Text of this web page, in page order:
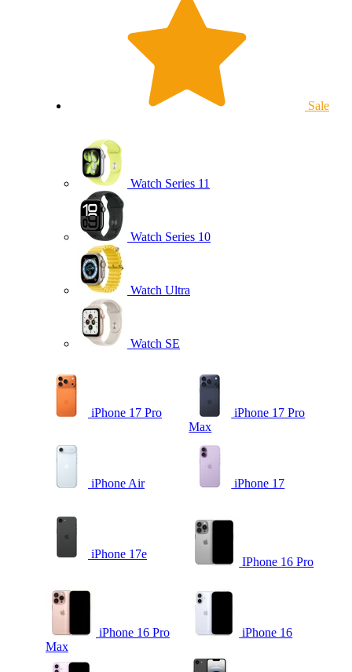
Sale
Watch Series 11
Watch Series 10
Watch Ultra
Watch SE
iPhone 17 Pro
iPhone 17 Pro
Max
iPhone Air iPhone 17
iPhone 17e
IPhone 16 Pro
iPhone 16 Pro
Max
iPhone 16